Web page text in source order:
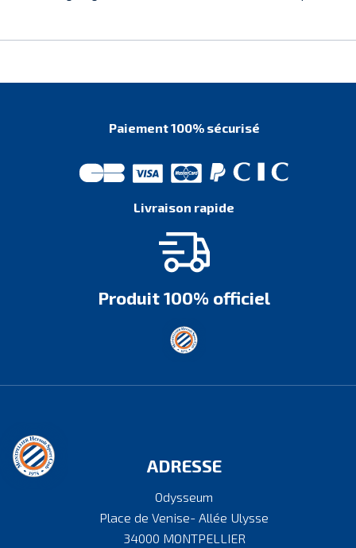
Paiement 100% sécurisé
Livraison rapide
Produit 100% officiel
ADRESSE
Odysseum
Place de Venise- Allée Ulysse
34000 MONTPELLIER